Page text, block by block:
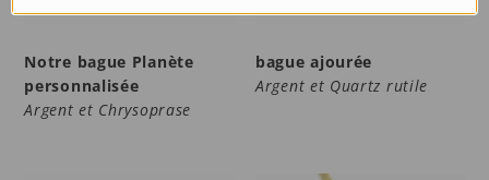
Notre bague Planète
personnalisée
Argent et Chrysoprase
bague ajourée
Argent et Quartz rutile